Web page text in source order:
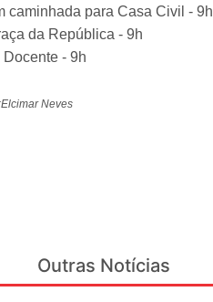
caminhada para Casa Civil - 9h
da República - 9h
- 9h
Neves
Outras Notícias